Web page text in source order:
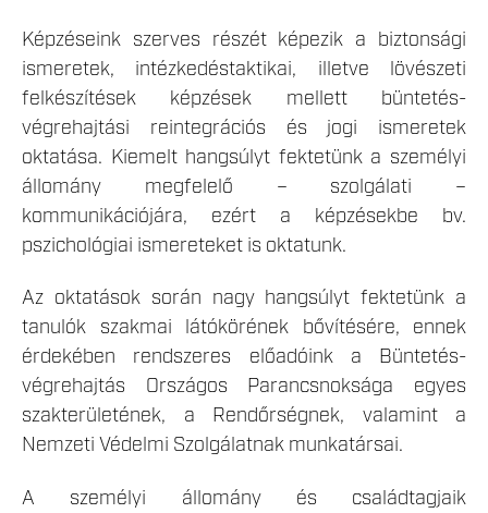
Képzéseink szerves részét képezik a biztonsági
ismeretek, intézkedéstaktikai, illetve lövészeti
felkészítések képzések mellett büntetés-
végrehajtási reintegrációs és jogi ismeretek
oktatása. Kiemelt hangsúlyt fektetünk a személyi
állomány megfelelő – szolgálati –
kommunikációjára, ezért a képzésekbe bv.
pszichológiai ismereteket is oktatunk.
Az oktatások során nagy hangsúlyt fektetünk a
tanulók szakmai látókörének bővítésére, ennek
érdekében rendszeres előadóink a Büntetés-
végrehajtás Országos Parancsnoksága egyes
szakterületének, a Rendőrségnek, valamint a
Nemzeti Védelmi Szolgálatnak munkatársai.
A személyi állomány és családtagjaik